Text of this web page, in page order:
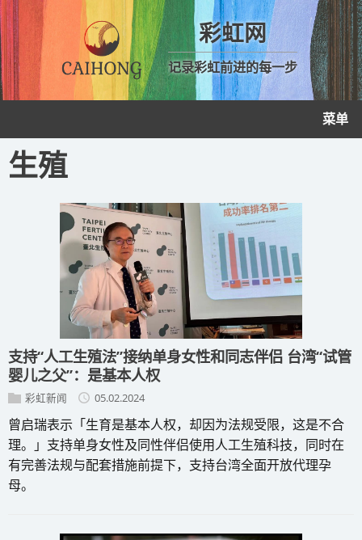
彩虹网
记录彩虹前进的每一步
菜单
生殖
支持“人工生殖法”接纳单身女性和同志伴侣 台湾“试管
婴儿之父”：是基本人权
彩虹新闻 05.02.2024
曾启瑞表示「生育是基本人权，却因为法规受限，这是不合
理。」支持单身女性及同性伴侣使用人工生殖科技，同时在
有完善法规与配套措施前提下，支持台湾全面开放代理孕
母。